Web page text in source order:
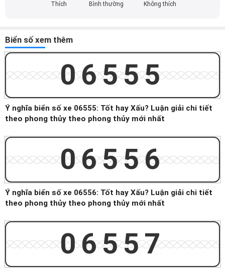
Thích Bình thường Không thích
Biển số xem thêm
06555
Ý nghĩa biển số xe 06555: Tốt hay Xấu? Luận giải chi tiết
theo phong thủy theo phong thủy mới nhất
06556
Ý nghĩa biển số xe 06556: Tốt hay Xấu? Luận giải chi tiết
theo phong thủy theo phong thủy mới nhất
06557